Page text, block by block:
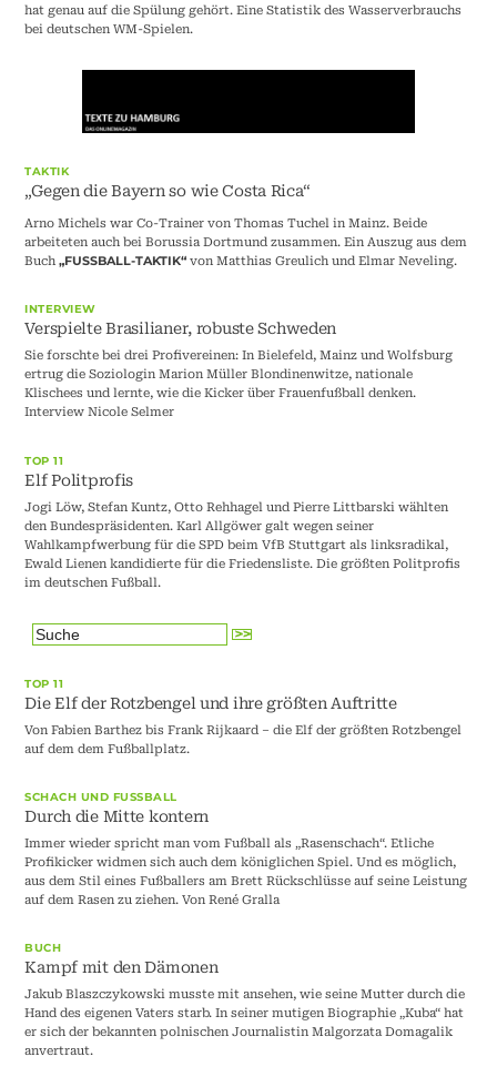
hat genau auf die Spülung gehört. Eine Statistik des Wasserverbrauchs
bei deutschen WM-Spielen.
TAKTIK
„Gegen die Bayern so wie Costa Rica“
Arno Michels war Co-Trainer von Thomas Tuchel in Mainz. Beide
arbeiteten auch bei Borussia Dortmund zusammen. Ein Auszug aus dem
Buch„FUSSBALL-TAKTIK“ von Matthias Greulich und Elmar Neveling.
INTERVIEW
Verspielte Brasilianer, robuste Schweden
Sie forschte bei drei Profivereinen: In Bielefeld, Mainz und Wolfsburg
ertrug die Soziologin Marion Müller Blondinenwitze, nationale
Klischees und lernte, wie die Kicker über Frauenfußball denken.
Interview Nicole Selmer
TOP 11
Elf Politprofis
Jogi Löw, Stefan Kuntz, Otto Rehhagel und Pierre Littbarski wählten
den Bundespräsidenten. Karl Allgöwer galt wegen seiner
Wahlkampfwerbung für die SPD beim VfB Stuttgart als linksradikal,
Ewald Lienen kandidierte für die Friedensliste. Die größten Politprofis
im deutschen Fußball.
TOP 11
Die Elf der Rotzbengel und ihre größten Auftritte
Von Fabien Barthez bis Frank Rijkaard – die Elf der größten Rotzbengel
auf dem dem Fußballplatz.
SCHACH UND FUSSBALL
Durch die Mitte kontern
Immer wieder spricht man vom Fußball als „Rasenschach“. Etliche
Profikicker widmen sich auch dem königlichen Spiel. Und es möglich,
aus dem Stil eines Fußballers am Brett Rückschlüsse auf seine Leistung
auf dem Rasen zu ziehen. Von René Gralla
BUCH
Kampf mit den Dämonen
Jakub Blaszczykowski musste mit ansehen, wie seine Mutter durch die
Hand des eigenen Vaters starb. In seiner mutigen Biographie „Kuba“ hat
er sich der bekannten polnischen Journalistin Malgorzata Domagalik
anvertraut.